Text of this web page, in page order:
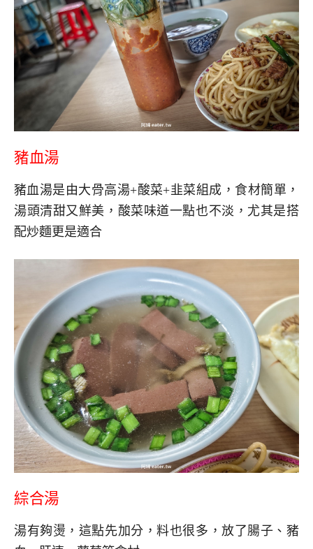
豬血湯
豬血湯是由大骨高湯+酸菜+韭菜組成，食材簡單，
湯頭清甜又鮮美，酸菜味道一點也不淡，尤其是搭
配炒麵更是適合
綜合湯
湯有夠燙，這點先加分，料也很多，放了腸子、豬